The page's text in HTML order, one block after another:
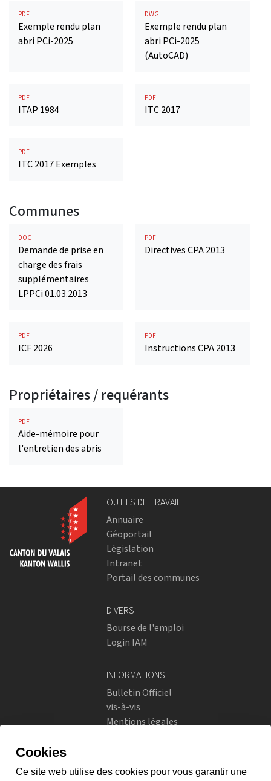
PDF
Exemple rendu plan
abri PCi-2025
DWG
Exemple rendu plan
abri PCi-2025
(AutoCAD)
PDF
ITAP 1984
PDF
ITC 2017
PDF
ITC 2017 Exemples
Communes
DOC
Demande de prise en
charge des frais
supplémentaires
LPPCi 01.03.2013
PDF
Directives CPA 2013
PDF
ICF 2026
PDF
Instructions CPA 2013
Propriétaires / requérants
PDF
Aide-mémoire pour
l'entretien des abris
OUTILS DE TRAVAIL
Annuaire
Géoportail
Législation
Intranet
Portail des communes
DIVERS
Bourse de l'emploi
Login IAM
INFORMATIONS
Bulletin Officiel
vis-à-vis
Mentions légales